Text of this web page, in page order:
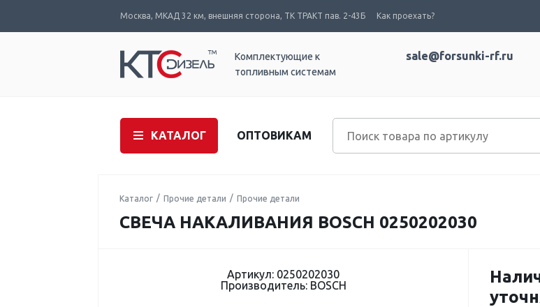
Москва, МКАД 32 км, внешняя сторона, ТК ТРАКТ пав. 2-43Б Как проехать?
Комплектующие к
топливным системам
sale@forsunki-rf.ru
КАТАЛОГ ОПТОВИКАМ
Каталог Прочие детали Прочие детали
СВЕЧА НАКАЛИВАНИЯ BOSCH 0250202030
Артикул: 0250202030
Производитель: BOSCH